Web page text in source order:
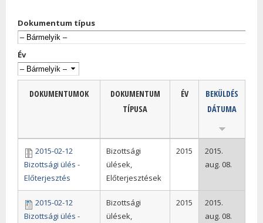
Dokumentum típus
Év
DOKUMENTUMOK
DOKUMENTUM
TÍPUSA
ÉV
BEKÜLDÉS
DÁTUMA
2015-02-12
Bizottsági ülés -
Előterjesztés
Bizottsági
ülések,
Előterjesztések
2015
2015.
aug. 08.
2015-02-12
Bizottsági ülés -
Bizottsági
ülések,
2015
2015.
aug. 08.